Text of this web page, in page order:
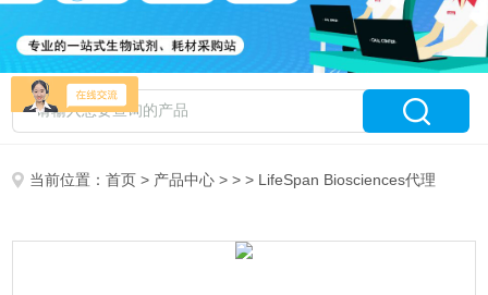
当前位置：首页 > 产品中心 > > > LifeSpan Biosciences代理